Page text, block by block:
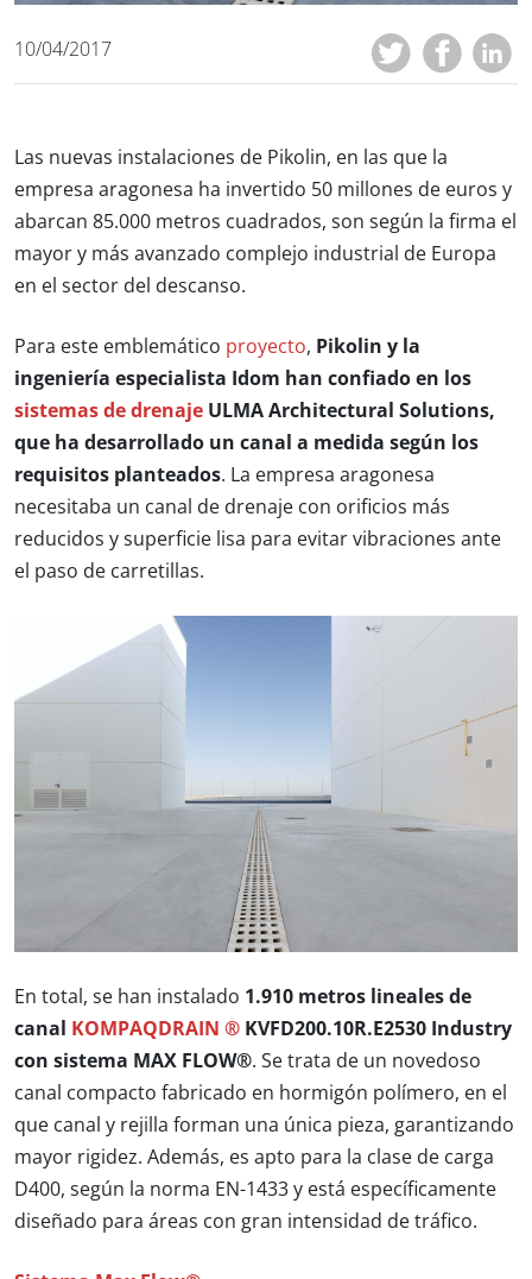
10/04/2017
Las nuevas instalaciones de Pikolin, en las que la
empresa aragonesa ha invertido 50 millones de euros y
abarcan 85.000 metros cuadrados, son según la firma el
mayor y más avanzado complejo industrial de Europa
en el sector del descanso.
Para este emblemático proyecto, Pikolin y la
ingeniería especialista Idom han confiado en los
sistemas de drenaje ULMA Architectural Solutions,
que ha desarrollado un canal a medida según los
requisitos planteados. La empresa aragonesa
necesitaba un canal de drenaje con orificios más
reducidos y superficie lisa para evitar vibraciones ante
el paso de carretillas.
En total, se han instalado 1.910 metros lineales de
canal
KOMPAQDRAIN ® KVFD200.10R.E2530 Industry
con sistema MAX FLOW®. Se trata de un novedoso
canal compacto fabricado en hormigón polímero, en el
que canal y rejilla forman una única pieza, garantizando
mayor rigidez. Además, es apto para la clase de carga
D400, según la norma EN-1433 y está específicamente
diseñado para áreas con gran intensidad de tráfico.